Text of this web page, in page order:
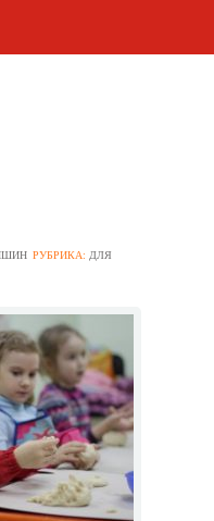
РУБРИКА:ДЛЯ